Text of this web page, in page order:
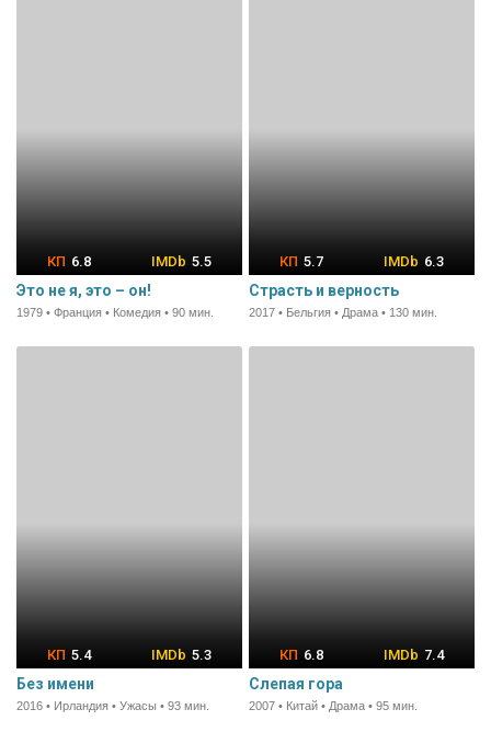
6.8 5.5
Это не я, это – он!
1979 • Франция • Комедия • 90 мин.
5.7 6.3
Страсть и верность
2017 • Бельгия • Драма • 130 мин.
5.4 5.3
Без имени
2016 • Ирландия • Ужасы • 93 мин.
6.8 7.4
Слепая гора
2007 • Китай • Драма • 95 мин.